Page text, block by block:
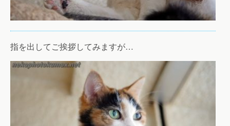
指を出してご挨拶してみますが…